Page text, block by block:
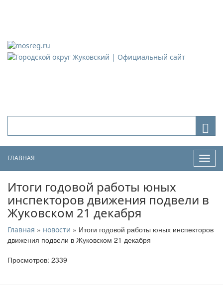
ГЛАВНАЯ
Итоги годовой работы юных
инспекторов движения подвели в
Жуковском 21 декабря
Главная » новости » Итоги годовой работы юных инспекторов
движения подвели в Жуковском 21 декабря
Просмотров: 2339